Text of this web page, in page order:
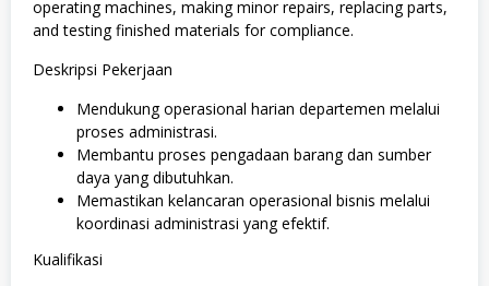
operating machines, making minor repairs, replacing parts,
and testing finished materials for compliance.
Deskripsi Pekerjaan
Mendukung operasional harian departemen melalui
proses administrasi.
Membantu proses pengadaan barang dan sumber
daya yang dibutuhkan.
Memastikan kelancaran operasional bisnis melalui
koordinasi administrasi yang efektif.
Kualifikasi